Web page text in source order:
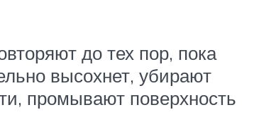
до тех пор, пока
высохнет, убирают
промывают поверхность